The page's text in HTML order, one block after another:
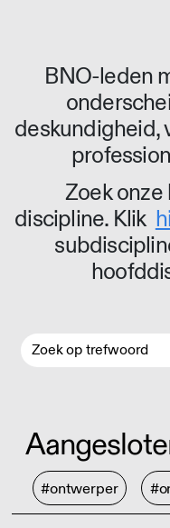
BNO-leden
deskundigheid,
Zoek
discipline. Klik
#ontwerper